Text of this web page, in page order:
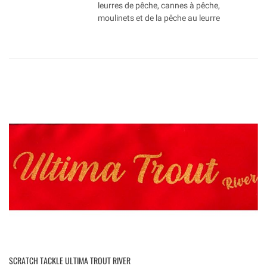
leurres de pêche, cannes à pêche,
moulinets et de la pêche au leurre
SCRATCH TACKLE ULTIMA TROUT RIVER